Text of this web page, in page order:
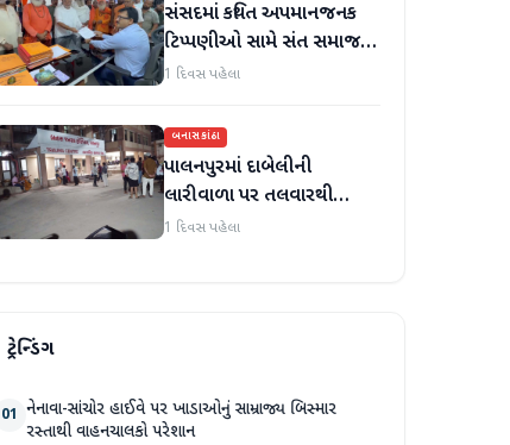
સંસદમાં કથિત અપમાનજનક
ટિપ્પણીઓ સામે સંત સમાજમાં
રોષ: પાલનપુરમાં VHP સાથે
આવેદનપત્ર આપ્યું
1 દિવસ પહેલા
બનાસકાંઠા
પાલનપુરમાં દાબેલીની
લારીવાળા પર તલવારથી
હુમલો: બે ઈજાગ્રસ્ત, આરોપી
1 દિવસ પહેલા
ટ્રેન્ડિંગ
01 નેનાવા-સાંચોર હાઈવે પર ખાડાઓનું સામ્રાજ્ય બિસ્માર
રસ્તાથી વાહનચાલકો પરેશાન